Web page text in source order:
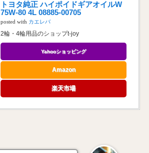
トヨタ純正 ハイポイドギアオイルW
75W-80 4L 08885-00705
posted with カエレバ
2輪・4輪用品のショップt-joy
Yahooショッピング
Amazon
楽天市場